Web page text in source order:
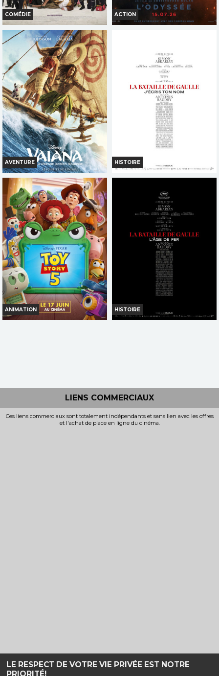
LE RESPECT DE VOTRE VIE PRIVÉE EST NOTRE
PRIORITÉ!
COMÉDIE
DE LA COMÉDIE-FRANÇAISE
Horaires et Infos
Bande-annonce
Réservation
TOUT PUBLIC
ACTION
Horaires et Infos
Bande-annonce
Réservation
INT. -12ans
AVENTURE
VAIANA, LA LÉGENDE DU
BOUT DU MONDE
Horaires et Infos
Bande-annonce
Réservation
TOUT PUBLIC
VF
HISTOIRE
Horaires et Infos
Bande-annonce
Réservation
TOUT PUBLIC
ANIMATION
Réservation
TOUT PUBLIC
HISTOIRE
Réservation
AVERT. TOUT PUBLIC
LIENS COMMERCIAUX
Ces liens commerciaux sont totalement indépendants et sans lien avec les offres
et l'achat de place en ligne du cinéma.